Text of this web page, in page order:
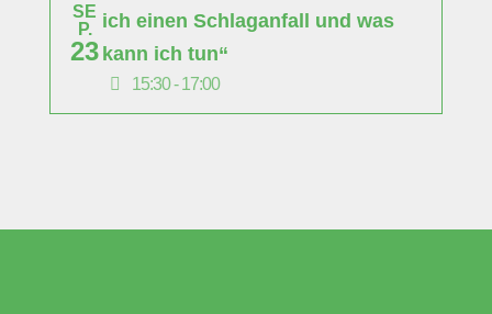
SE
P.
23
ich einen Schlaganfall und was
kann ich tun“
15:30 - 17:00